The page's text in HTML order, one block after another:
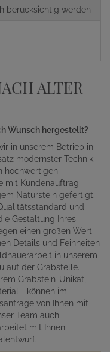
berücksichtig werden
ALTER
Wunsch hergestellt?
in unserem Betrieb in
modernster Technik
hochwertigen
mit Kundenauftrag
Naturstein gefertigt.
und
Gestaltung Ihres
einen großen Wert
Details und Feinheiten
in unserem
auf der Grabstelle.
Grabstein-Unikat,
- können im
von Ihnen mit
Team auch
mit Ihnen